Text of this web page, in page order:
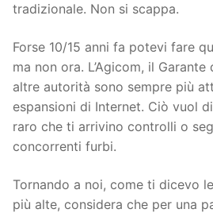
tradizionale. Non si scappa.
Forse 10/15 anni fa potevi fare
ma non ora. L’Agicom, il
altre autorità sono sempre più
espansioni di Internet. Ciò vuol
raro che ti arrivino controlli o
concorrenti furbi.
Tornando a noi, come ti dicevo
più alte, considera che per una